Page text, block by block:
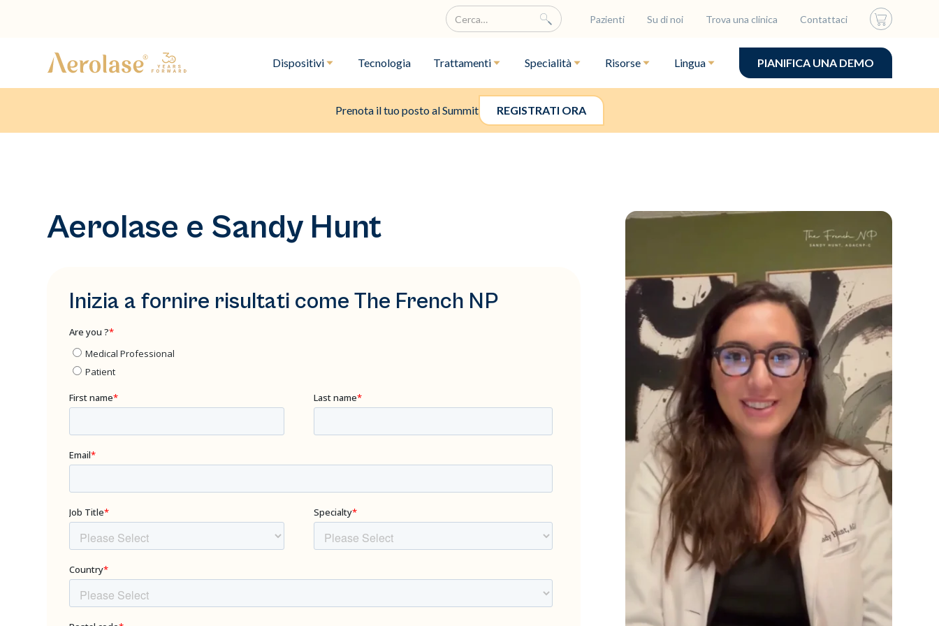
Pazienti Su di noi Trova una clinica Contattaci
Dispositivi Tecnologia Trattamenti Specialità Risorse Lingua PIANIFICA UNA DEMO
Prenota il tuo posto al Summit REGISTRATI ORA
Aerolase e Sandy Hunt
Inizia a fornire risultati come The French NP